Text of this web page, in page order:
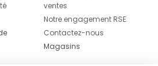
ventes
Notre engagement RSE
Contactez-nous
Magasins